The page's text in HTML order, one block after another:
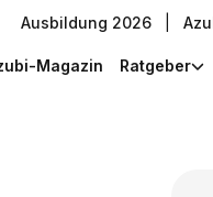
Ausbildung 2026
Magazin Ratgeber